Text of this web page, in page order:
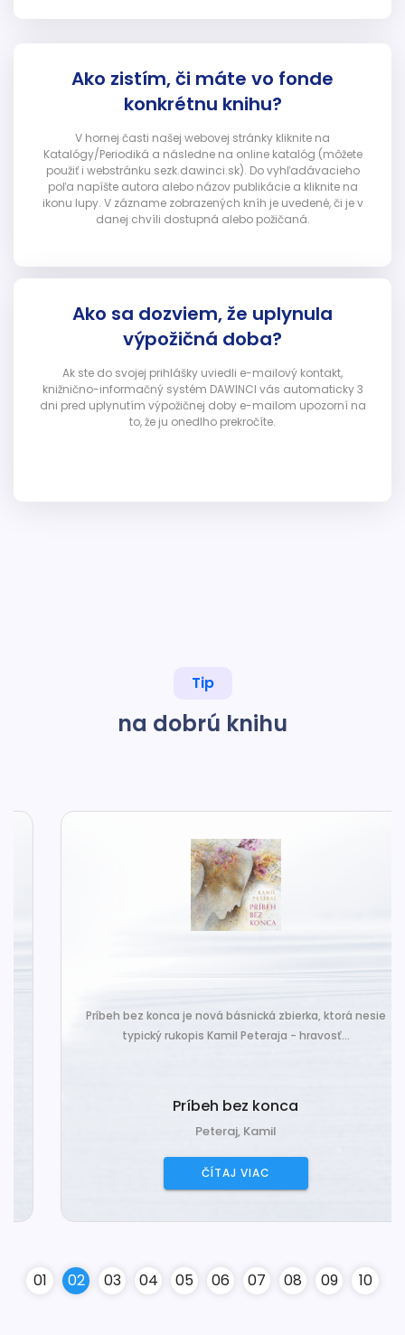
Ako zistím, či máte vo fonde
konkrétnu knihu?
V hornej časti našej webovej stránky kliknite na
Katalógy/Periodiká a následne na online katalóg (môžete
použiť i webstránku sezk.dawinci.sk). Do vyhľadávacieho
poľa napíšte autora alebo názov publikácie a kliknite na
ikonu lupy. V zázname zobrazených kníh je uvedené, či je v
danej chvíli dostupná alebo požičaná.
Ako sa dozviem, že uplynula
výpožičná doba?
Ak ste do svojej prihlášky uviedli e-mailový kontakt,
knižnično-informačný systém DAWINCI vás automaticky 3
dni pred uplynutím výpožičnej doby e-mailom upozorní na
to, že ju onedlho prekročíte.
Tip
na dobrú knihu
Príbeh bez konca je nová básnická zbierka, ktorá nesie
typický rukopis Kamil Peteraja - hravosť...
Príbeh bez konca
Peteraj, Kamil
ČÍTAJ VIAC
01 02 03 04 05 06 07 08 09 10